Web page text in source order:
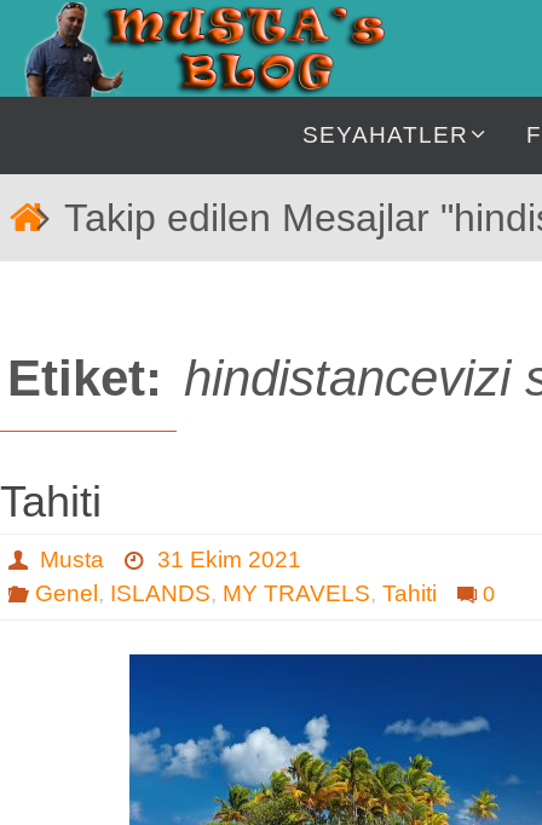
İçeriğe
geç
SEYAHATLER
Takip edilen Mesajlar
Etiket: hindistancevizi
Tahiti
Musta
31 Ekim 2021
Genel , ISLANDS, MY TRAVELS, Tahiti 0